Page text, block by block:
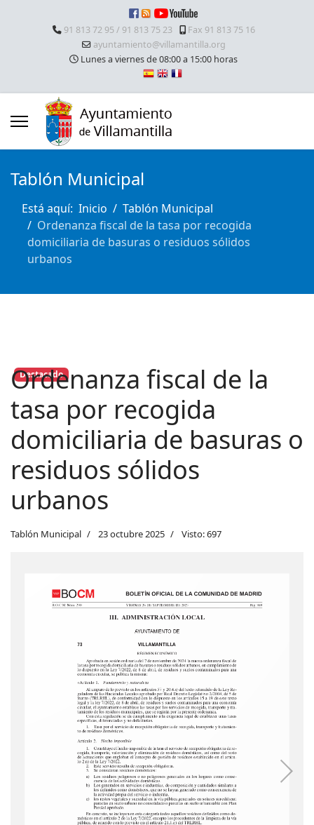
91 813 72 95 / 91 813 75 23
Fax 91 813 75 16
ayuntamiento@villamantilla.org
Lunes a viernes de 08:00 a 15:00 horas
Tablón Municipal
Está aquí: Inicio
Tablón Municipal
Ordenanza fiscal de la tasa por recogida
domiciliaria de basuras o residuos sólidos
urbanos
Destacado
Ordenanza fiscal de la
tasa por recogida
domiciliaria de basuras o
residuos sólidos
urbanos
Tablón Municipal 23 octubre 2025 Visto: 697